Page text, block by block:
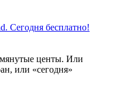
Сегодня бесплатно!
центы. Или
или «сегодня»